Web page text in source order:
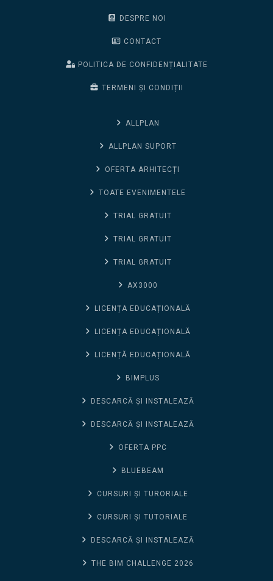
DESPRE NOI
CONTACT
POLITICA DE CONFIDENȚIALITATE
TERMENI ȘI CONDIȚII
ALLPLAN
ALLPLAN SUPORT
OFERTA ARHITECȚI
TOATE EVENIMENTELE
TRIAL GRATUIT
TRIAL GRATUIT
TRIAL GRATUIT
AX3000
LICENȚA EDUCAȚIONALĂ
LICENȚA EDUCAȚIONALĂ
LICENȚĂ EDUCAȚIONALĂ
BIMPLUS
DESCARCĂ ȘI INSTALEAZĂ
DESCARCĂ ȘI INSTALEAZĂ
OFERTA PPC
BLUEBEAM
CURSURI ȘI TURORIALE
CURSURI ȘI TUTORIALE
DESCARCĂ ȘI INSTALEAZĂ
THE BIM CHALLENGE 2026